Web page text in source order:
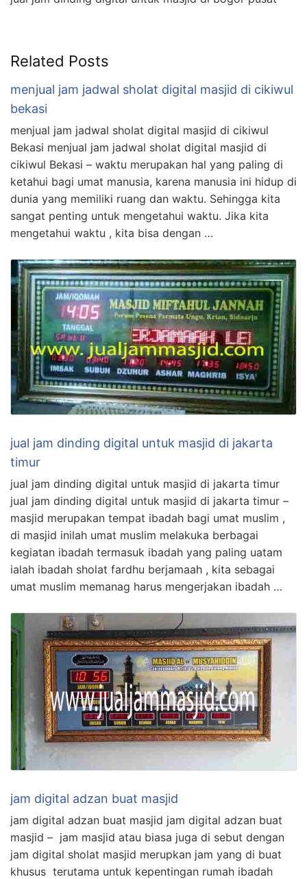
Related Posts
menjual jam jadwal sholat digital masjid di cikiwul
bekasi
menjual jam jadwal sholat digital masjid di cikiwul
Bekasi menjual jam jadwal sholat digital masjid di
cikiwul Bekasi – waktu merupakan hal yang paling di
ketahui bagi umat manusia, karena manusia ini hidup di
dunia yang memiliki ruang dan waktu. Sehingga kita
sangat penting untuk mengetahui waktu. Jika kita
mengetahui waktu , kita bisa dengan …
jual jam dinding digital untuk masjid di jakarta
timur
jual jam dinding digital untuk masjid di jakarta timur
jual jam dinding digital untuk masjid di jakarta timur –
masjid merupakan tempat ibadah bagi umat muslim ,
di masjid inilah umat muslim melakuka berbagai
kegiatan ibadah termasuk ibadah yang paling uatam
ialah ibadah sholat fardhu berjamaah , kita sebagai
umat muslim memanag harus mengerjakan ibadah …
jam digital adzan buat masjid
jam digital adzan buat masjid jam digital adzan buat
masjid – jam masjid atau biasa juga di sebut dengan
jam digital sholat masjid merupkan jam yang di buat
khusus terutama untuk kepentingan rumah ibadah